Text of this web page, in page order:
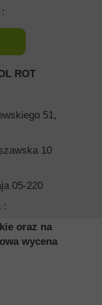
ROT
51,
10
05-220
:
oraz na
wycena